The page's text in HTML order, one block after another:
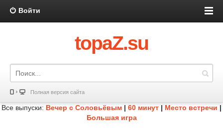
Войти
topaZ.su
Полная версия сайта
Все выпуски: Вечер с Соловьёвым | 60 минут | Место встречи |
Большая игра